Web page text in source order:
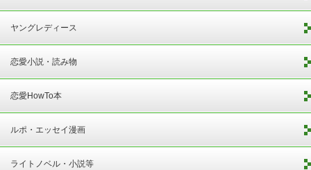
ヤングレディース
恋愛小説・読み物
恋愛HowTo本
ルポ・エッセイ漫画
ライトノベル・小説等